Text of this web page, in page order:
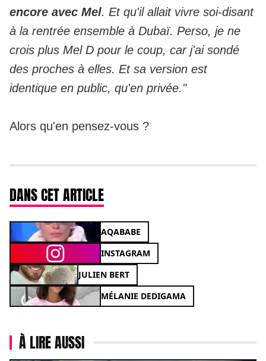
encore avec Mel. Et qu'il allait vivre soi-disant
à la rentrée ensemble à Dubaï. Perso, je ne
crois plus Mel D pour le coup, car j'ai sondé
des proches à elles. Et sa version est
identique en public, qu'en privée."
Alors qu'en pensez-vous ?
DANS CET ARTICLE
AQABABE
INSTAGRAM
JULIEN BERT
MÉLANIE DEDIGAMA
À LIRE AUSSI